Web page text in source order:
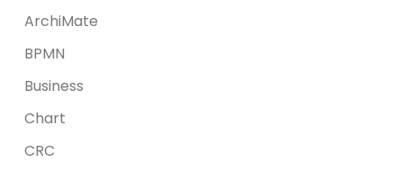
ArchiMate
BPMN
Business
Chart
CRC